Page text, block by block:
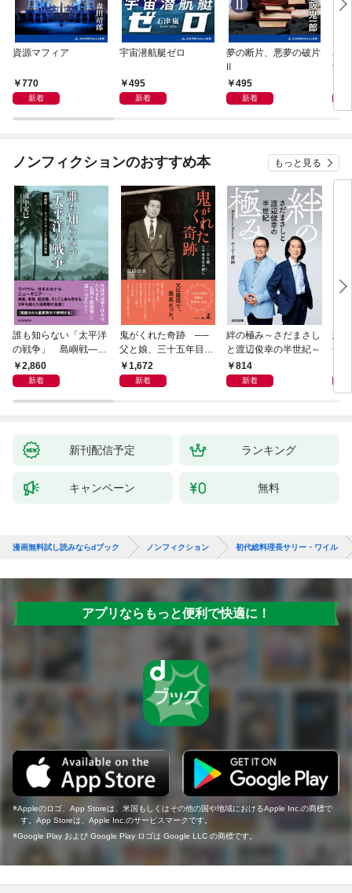
資源マフィア
770
新着
宇宙潜航艇ゼロ
495
新着
夢の断片、悪夢の破片
Ⅱ
495
新着
星
覚
ノンフィクションのおすすめ本 もっと見る
誰も知らない「太平洋
の戦争」 島嶼戦――
マッカーサーとの激闘
の真実
2,860
新着
鬼がくれた奇跡 ──
父と娘、三十五年目の
赦し1,672
新着
絆の極み～さだまさし
と渡辺俊幸の半世紀～
814
新着
悲
子
新刊配信予定 ランキング
キャンペーン 無料
漫画無料試し読みならdブック ノンフィクション 初代総料理長サリー・ワイル
アプリならもっと便利で快適に！
Appleのロゴ、App Storeは、米国もしくはその他の国や地域におけるApple Inc.の商標で
す。App Storeは、Apple Inc.のサービスマークです。
Google Play および Google Play ロゴは Google LLC の商標です。